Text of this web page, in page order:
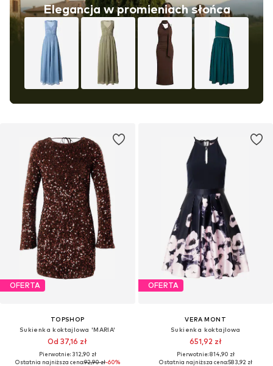
Elegancja w promieniach słońca
OFERTA
TOPSHOP
Sukienka koktajlowa 'MARIA'
Od 37,16 zł
Pierwotnie: 312,90 zł
Ostatnia najniższa cena:92,90 zł-60%
OFERTA
VERA MONT
Sukienka koktajlowa
651,92 zł
Pierwotnie: 814,90 zł
Ostatnia najniższa cena:583,92 zł